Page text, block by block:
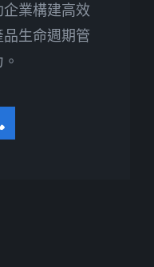
業構建高效
生命週期管